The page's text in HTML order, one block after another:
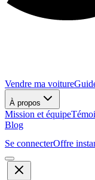
Vendre ma voiture
À propos
Mission et équipe
Blog
Se connecterOffre